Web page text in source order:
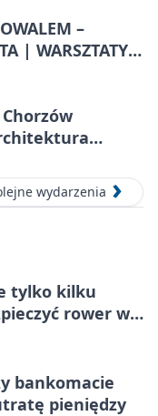
–
| WARSZTATY
wydarzenia
tylko kilku
rower w
bankomacie
pieniędzy